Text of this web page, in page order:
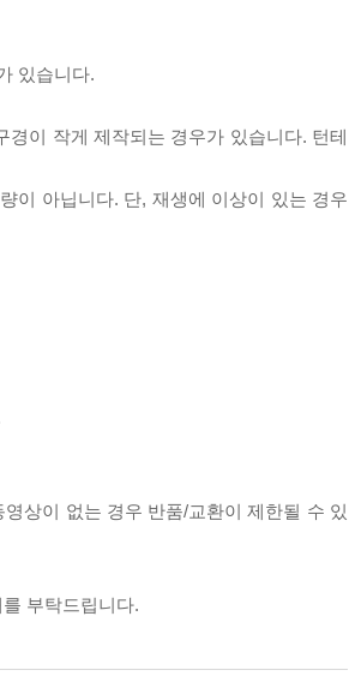
있습니다.
이 작게 제작되는 경우가 있습니다. 턴테
이 아닙니다. 단, 재생에 이상이 있는 경우
상이 없는 경우 반품/교환이 제한될 수 있
부탁드립니다.